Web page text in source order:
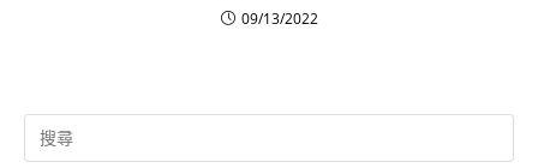
09/13/2022
Search
for: